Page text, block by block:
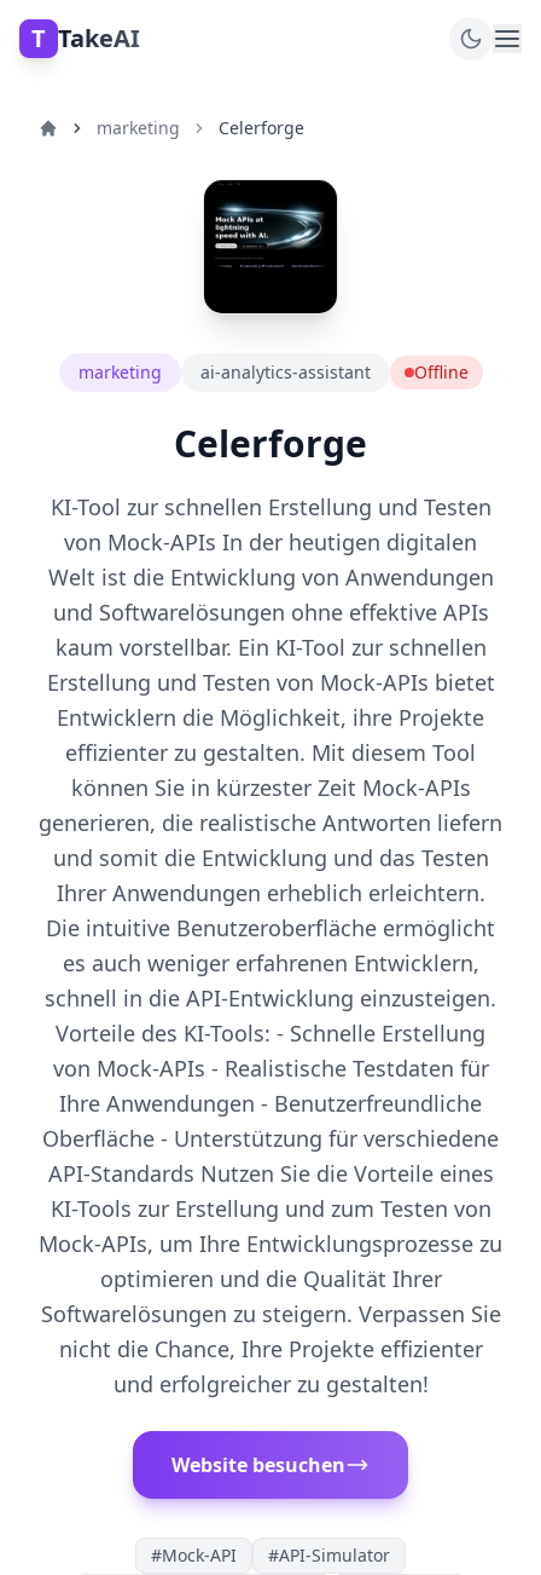
T TakeAI
marketing Celerforge
marketing ai-analytics-assistant Offline
Celerforge
KI-Tool zur schnellen Erstellung und Testen
von Mock-APIs In der heutigen digitalen
Welt ist die Entwicklung von Anwendungen
und Softwarelösungen ohne effektive APIs
kaum vorstellbar. Ein KI-Tool zur schnellen
Erstellung und Testen von Mock-APIs bietet
Entwicklern die Möglichkeit, ihre Projekte
effizienter zu gestalten. Mit diesem Tool
können Sie in kürzester Zeit Mock-APIs
generieren, die realistische Antworten liefern
und somit die Entwicklung und das Testen
Ihrer Anwendungen erheblich erleichtern.
Die intuitive Benutzeroberfläche ermöglicht
es auch weniger erfahrenen Entwicklern,
schnell in die API-Entwicklung einzusteigen.
Vorteile des KI-Tools: - Schnelle Erstellung
von Mock-APIs - Realistische Testdaten für
Ihre Anwendungen - Benutzerfreundliche
Oberfläche - Unterstützung für verschiedene
API-Standards Nutzen Sie die Vorteile eines
KI-Tools zur Erstellung und zum Testen von
Mock-APIs, um Ihre Entwicklungsprozesse zu
optimieren und die Qualität Ihrer
Softwarelösungen zu steigern. Verpassen Sie
nicht die Chance, Ihre Projekte effizienter
und erfolgreicher zu gestalten!
Website besuchen
#Mock-API #API-Simulator